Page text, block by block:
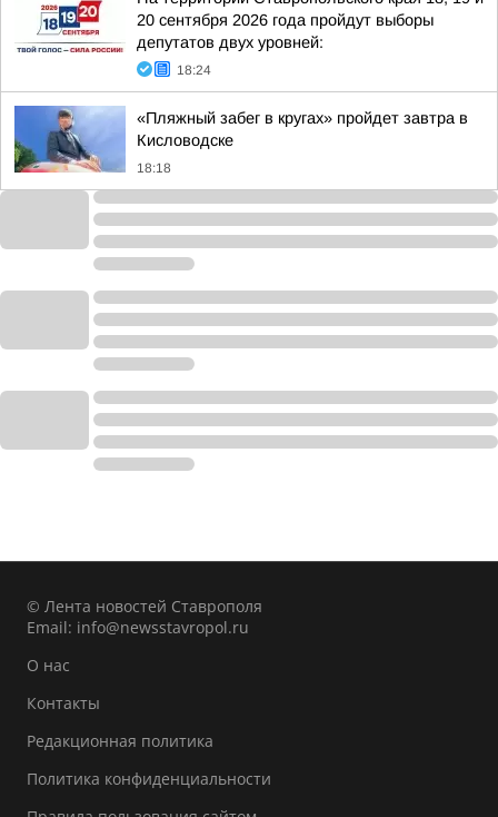
20 сентября 2026 года пройдут выборы
депутатов двух уровней:
18:24
«Пляжный забег в кругах» пройдет завтра в
Кисловодске
18:18
© Лента новостей Ставрополя
Email: info@newsstavropol.ru
О нас
Контакты
Редакционная политика
Политика конфиденциальности